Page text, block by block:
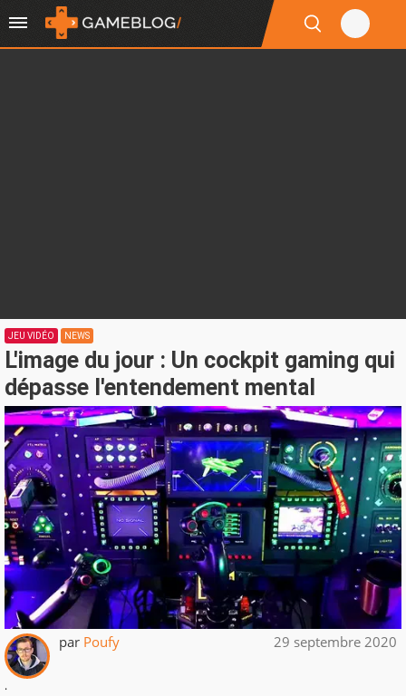
JEU VIDÉO NEWS
L'image du jour : Un cockpit gaming qui
dépasse l'entendement mental
par Poufy 29 septembre 2020
.